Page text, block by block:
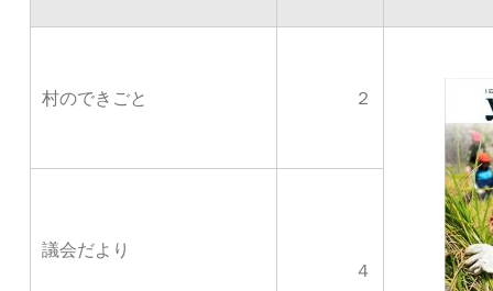
村のできごと ２
議会だより
４